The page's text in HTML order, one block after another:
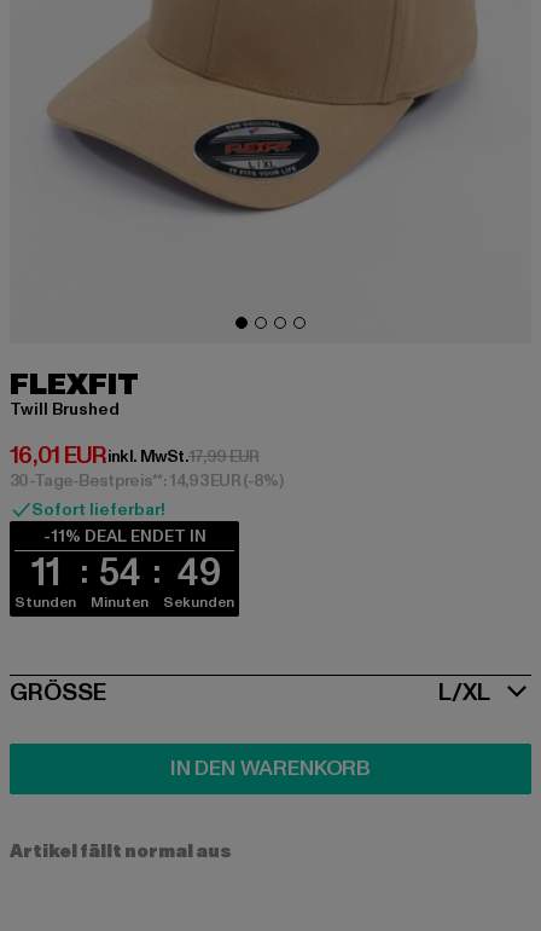
FLEXFIT
Twill Brushed
16,01 EUR
Derzeitiger Preis: 16,01 EUR
inkl. MwSt.17,99 EURAktionspreis: 17,99 EUR
30-Tage-Bestpreis**: 14,93 EUR(-8%)
Sofort lieferbar!
-11% DEAL ENDET IN
11
Stunden
54
Minuten
48
Sekunden
SIZE
GRÖSSE L/XL
IN DEN WARENKORB
Artikel fällt normal aus